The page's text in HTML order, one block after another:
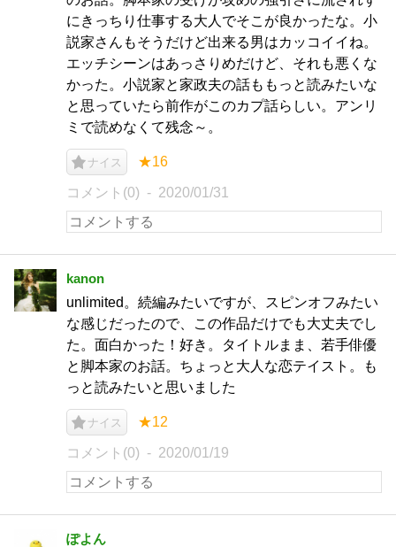
にきっちり仕事する大人でそこが良かったな。小
説家さんもそうだけど出来る男はカッコイイね。
エッチシーンはあっさりめだけど、それも悪くな
かった。小説家と家政夫の話ももっと読みたいな
と思っていたら前作がこのカプ話らしい。アンリ
ミで読めなくて残念～。
ナイス ★16
コメント(0) 2020/01/31
kanon
unlimited。続編みたいですが、スピンオフみたい
な感じだったので、この作品だけでも大丈夫でし
た。面白かった！好き。タイトルまま、若手俳優
と脚本家のお話。ちょっと大人な恋テイスト。も
っと読みたいと思いました
ナイス ★12
コメント(0) 2020/01/19
ぽよん